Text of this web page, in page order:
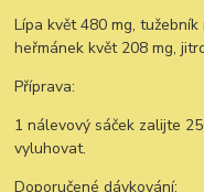
Lípa květ 480 mg,
heřmánek květ 208 mg,
Příprava:
1 nálevový sáček zalijte
vyluhovat.
Doporučené dávkování: